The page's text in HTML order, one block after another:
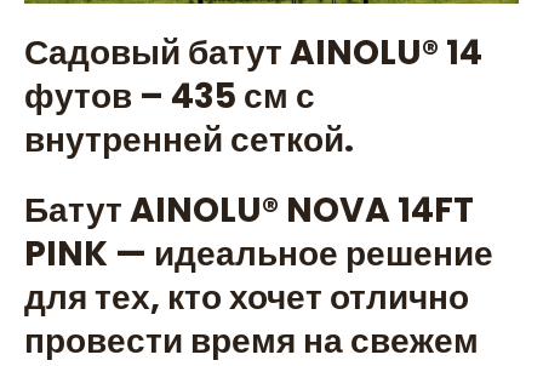
Садовый батут AINOLU®️ 14
футов – 435 см с
внутренней сеткой.
Батут AINOLU®️ NOVA 14FT
PINK — идеальное решение
для тех, кто хочет отлично
провести время на свежем